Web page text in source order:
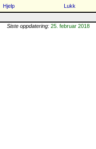
Hjelp
Lukk
Siste oppdatering: 25. februar 2018